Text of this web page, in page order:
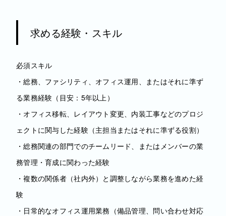
求める経験・スキル
必須スキル
・総務、ファシリティ、オフィス運用、またはそれに準ず
る業務経験（目安：5年以上）
・オフィス移転、レイアウト変更、内装工事などのプロジ
ェクトに関与した経験（主担当またはそれに準ずる役割）
・総務関連の部門でのチームリード、またはメンバーの業
務管理・育成に関わった経験
・複数の関係者（社内外）と調整しながら業務を進めた経
験
・日常的なオフィス運用業務（備品管理、問い合わせ対応